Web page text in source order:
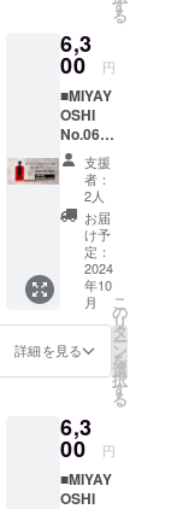
ござい
ます。
あらか
じめご
承知く
ださ
い。
田産
「露
茜」・
焼酎甲
類・氷
砂糖 ・
アル
コール
分
17％ ・
内容
量
200ml×
3 ●原材
料由来
の成分
が沈殿
するこ
とがあ
が、品
質に問
題はあ
りませ
ん。 ●
分
17％ ・
内容
量
200ml×
3 ●原材
料由来
の成分
が沈殿
するこ
とがあ
ります
が、品
質に問
題はあ
りませ
ん。 ●
梅酒の
品質を
ないた
めに、
15℃以
下の冷
暗所で
SHIプラ
ムリ
キュー
ル
200ml×
3 2.
本用贈
答化粧
箱×1
3. 3本
用贈答
紙袋×1
・品
目 リ
キュー
茜
100％
料 和
歌山有
田産
「露
茜」・
も後味
をすっ
きりさ
せる独
自の酸
味。市
場に出
回りに
くい露
茜100％
の赤い
梅「露
茜」の
キュー
非味
わって
い！ リ
ターン
内容：
1.
追加生
産いた
す。着
色料な
ど何も
使わな
い天然
由来の
透き
通った
鮮やか
な赤
色、甘
酸っぱ
やかな
香り、
の中に
も後味
をすっ
きりさ
砂糖 ・
アル
コール
分
17％ ・
内容
量
200ml
生産量
に限り
がある
希少
種”露
茜”で漬
け込ん
だ
「MIYA
支援い
ただい
用で、
さ 3
・品
目 リ
キュー
ル 露
茜
100％
・原材
料 和
歌山有
田産
「露
茜」・
焼酎甲
類・氷
砂糖 ・
アル
内容
量
380ml
生産量
に限り
す
る
6,3
00 円
■MIYAY
OSHI
No.06
large
bottle
甘みと
酸味の
のバラ
ンスが
ちょう
どいい
「MIYA
YOSHI
」のス
タン
ダー
みの強
さ 6
・品
目 リ
キュー
支援
者：
2人
お届
け予
定：
2024
年10
月
詳細を見る
こ
の
リ
タ
ー
ン
を
選
択
す
る
6,3
00 円
■MIYAY
OSHI